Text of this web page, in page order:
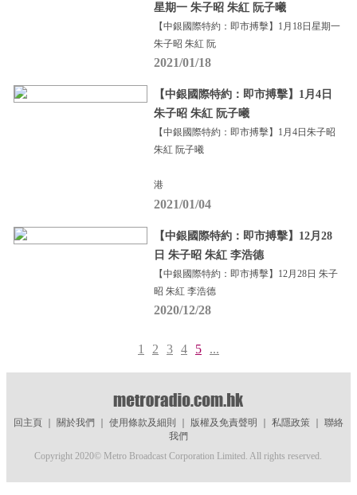
星期一 朱子昭 朱紅 阮子曦
【中銀國際特約：即市搏擊】1月18日星期一
朱子昭 朱紅 阮
2021/01/18
【中銀國際特約：即市搏擊】1月4日
朱子昭 朱紅 阮子曦
【中銀國際特約：即市搏擊】1月4日朱子昭
朱紅 阮子曦
港
2021/01/04
【中銀國際特約：即市搏擊】12月28
日 朱子昭 朱紅 李浩德
【中銀國際特約：即市搏擊】12月28日 朱子
昭 朱紅 李浩德
2020/12/28
1 2 3 4 5 ...
回主頁｜ 關於我們 使用條款及細則 版權及免責聲明 私隱政策｜ 聯絡
我們
Copyright 2020© Metro Broadcast Corporation Limited. All rights reserved.